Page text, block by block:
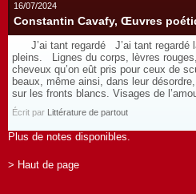
16/07/2024
Constantin Cavafy, Œuvres
J’ai tant regardé J’ai tant regardé
pleins. Lignes du corps, lèvres
cheveux qu’on eût pris pour ceux de
beaux, même ainsi, dans leur
sur les fronts blancs. Visages de
Écrit par Littérature de partout
Plus de notes disponibles.
> Haut de page